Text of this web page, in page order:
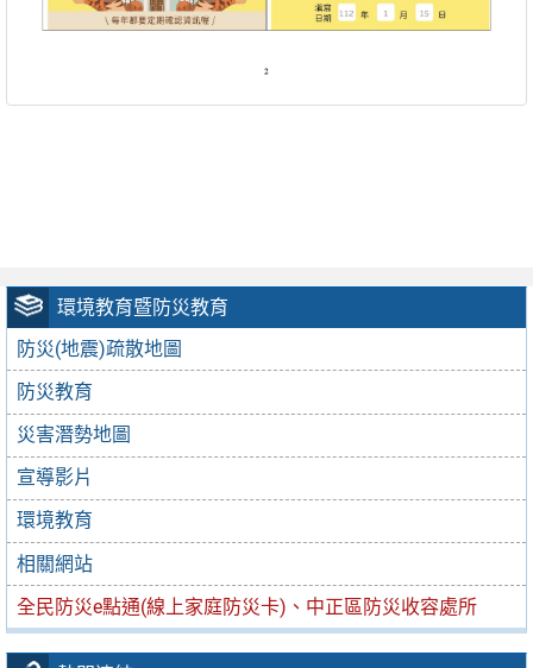
環境教育暨防災教育
防災(地震)疏散地圖
防災教育
災害潛勢地圖
宣導影片
環境教育
相關網站
全民防災e點通(線上家庭防災卡)、中正區防災收容處所